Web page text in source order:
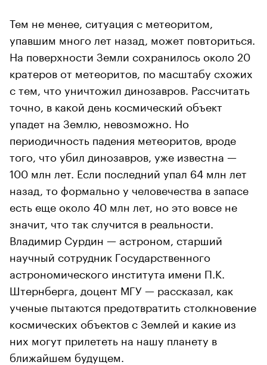
Тем не менее, ситуация с метеоритом,
упавшим много лет назад, может повториться.
На поверхности Земли сохранилось около 20
кратеров от метеоритов, по масштабу схожих
с тем, что уничтожил динозавров. Рассчитать
точно, в какой день космический объект
упадет на Землю, невозможно. Но
периодичность падения метеоритов, вроде
того, что убил динозавров, уже известна —
100 млн лет. Если последний упал 64 млн лет
назад, то формально у человечества в запасе
есть еще около 40 млн лет, но это вовсе не
значит, что так случится в реальности.
Владимир Сурдин — астроном, старший
научный сотрудник Государственного
астрономического института имени П.К.
Штернберга, доцент МГУ — рассказал, как
ученые пытаются предотвратить столкновение
космических объектов с Землей и какие из
них могут прилететь на нашу планету в
ближайшем будущем.